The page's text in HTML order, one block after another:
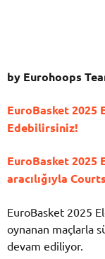
by Eurohoops
EuroBasket 2025
Edebilirsiniz!
EuroBasket 2025
aracılığıyla
EuroBasket 2025
oynanan maçlarla
devam ediliyor.